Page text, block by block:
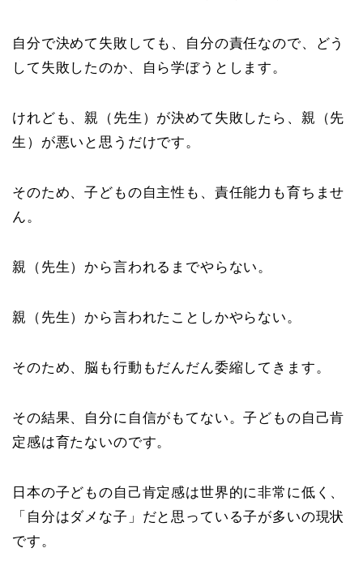
自分で決めて失敗しても、自分の責任なので、どう
して失敗したのか、自ら学ぼうとします。
けれども、親（先生）が決めて失敗したら、親（先
生）が悪いと思うだけです。
そのため、子どもの自主性も、責任能力も育ちませ
ん。
親（先生）から言われるまでやらない。
親（先生）から言われたことしかやらない。
そのため、脳も行動もだんだん委縮してきます。
その結果、自分に自信がもてない。子どもの自己肯
定感は育たないのです。
日本の子どもの自己肯定感は世界的に非常に低く、
「自分はダメな子」だと思っている子が多いの現状
です。